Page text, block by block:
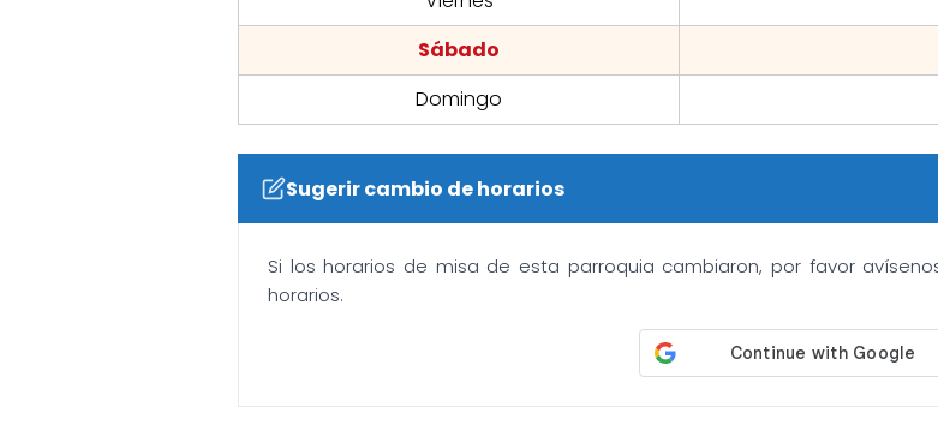
Sábado
Domingo
Sugerir cambio de horarios
Si los horarios de misa de esta parroquia cambiaron, por favor
horarios.